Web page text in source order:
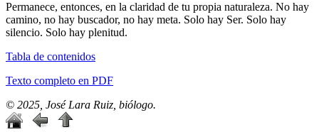
Permanece, entonces, en la claridad de tu propia naturaleza. No hay
camino, no hay buscador, no hay meta. Solo hay Ser. Solo hay
silencio. Solo hay plenitud.
Tabla de contenidos
Texto completo en PDF
© 2025, José Lara Ruiz, biólogo.